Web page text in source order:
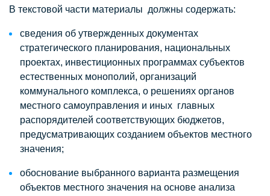
В текстовой части материалы должны содержать:
сведения об утвержденных документах
стратегического планирования, национальных
проектах, инвестиционных программах субъектов
естественных монополий, организаций
коммунального комплекса, о решениях органов
местного самоуправления и иных главных
распорядителей соответствующих бюджетов,
предусматривающих созданием объектов местного
значения;
обоснование выбранного варианта размещения
объектов местного значения на основе анализа